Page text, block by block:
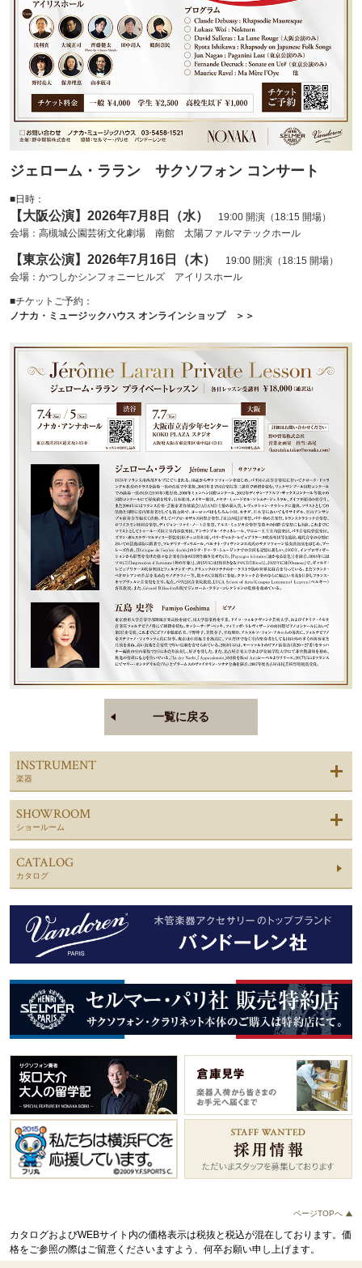
ジェローム・ララン サクソフォン コンサート
■日時：
【大阪公演】2026年7月8日（水）
19:00 開演（18:15 開場）
会場：高槻城公園芸術文化劇場 南館 太陽ファルマテックホール
【東京公演】2026年7月16日（木）
19:00 開演（18:15 開場）
会場：かつしかシンフォニーヒルズ アイリスホール
■チケットご予約：
ノナカ・ミュージックハウス オンラインショップ ＞＞
一覧に戻る
INSTRUMENT
楽器
SHOWROOM
ショールーム
CATALOG
カタログ
ページTOPへ
カタログおよびWEBサイト内の価格表示は税抜と税込が混在しております。 価
格をご参照の際はご留意くださいますよう、何卒お願い申し上げます。